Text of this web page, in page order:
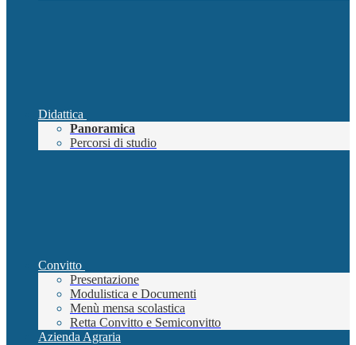
Didattica
Panoramica
Percorsi di studio
Convitto
Presentazione
Modulistica e Documenti
Menù mensa scolastica
Retta Convitto e Semiconvitto
Azienda Agraria